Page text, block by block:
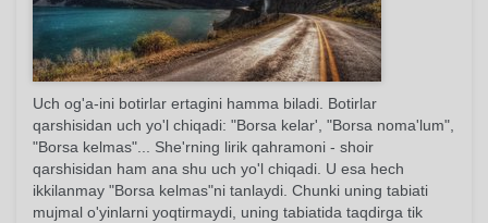
Uch og'a-ini botirlar ertagini hamma biladi. Botirlar
qarshisidan uch yo'l chiqadi: "Borsa kelar', "Borsa noma'lum",
"Borsa kelmas"... She'rning lirik qahramoni - shoir
qarshisidan ham ana shu uch yo'l chiqadi. U esa hech
ikkilanmay "Borsa kelmas"ni tanlaydi. Chunki uning tabiati
mujmal o'yinlarni yoqtirmaydi, uning tabiatida taqdirga tik